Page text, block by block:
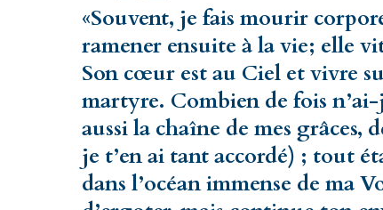
«Souvent, je fais mourir
ramener ensuite à la vie; elle
Son cœur est au Ciel et vivre
martyre. Combien de fois
aussi la chaîne de mes grâces,
je t’en ai tant accordé) ; tout
dans l’océan immense de ma